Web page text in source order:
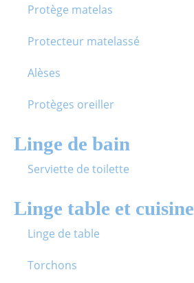
Protège matelas
Protecteur matelassé
Alèses
Protèges oreiller
Linge de bain
Serviette de toilette
Linge table et cuisine
Linge de table
Torchons